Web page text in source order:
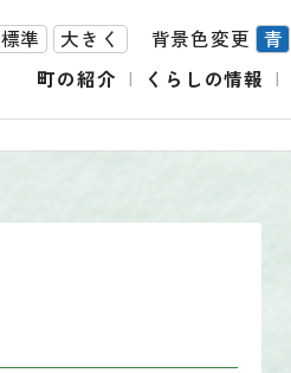
標準 大きく 背景色変更 青
町の紹介
くらしの情報